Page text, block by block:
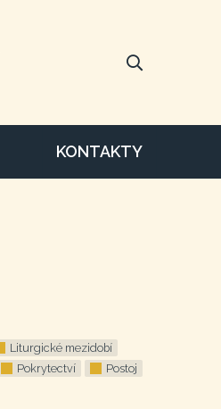
KONTAKTY
Liturgické mezidobí
Pokrytectví
Postoj